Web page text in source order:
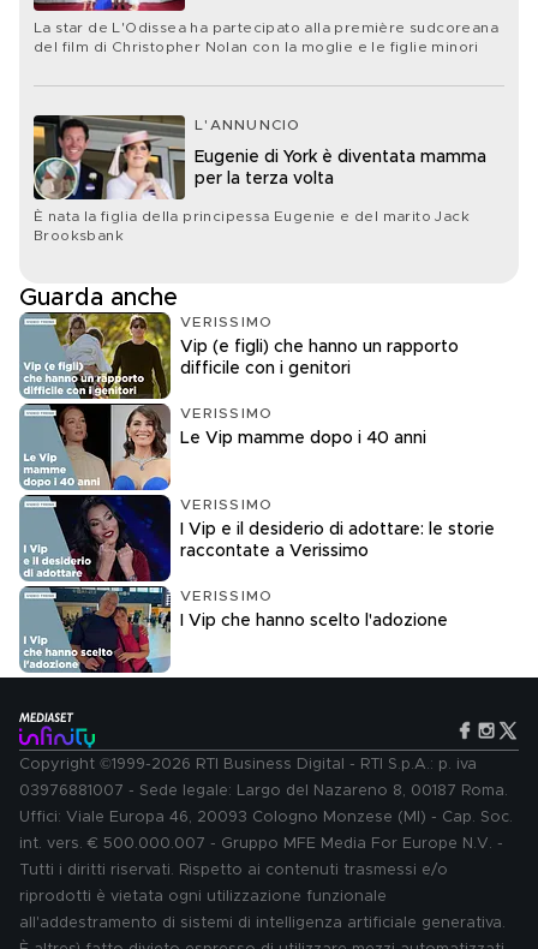
La star de L'Odissea ha partecipato alla première sudcoreana
del film di Christopher Nolan con la moglie e le figlie minori
L'ANNUNCIO
Eugenie di York è diventata mamma
per la terza volta
È nata la figlia della principessa Eugenie e del marito Jack
Brooksbank
Guarda anche
VERISSIMO
Vip (e figli) che hanno un rapporto
difficile con i genitori
VERISSIMO
Le Vip mamme dopo i 40 anni
VERISSIMO
I Vip e il desiderio di adottare: le storie
raccontate a Verissimo
VERISSIMO
I Vip che hanno scelto l'adozione
Copyright ©1999-2026 RTI Business Digital - RTI S.p.A.: p. iva
03976881007 - Sede legale: Largo del Nazareno 8, 00187 Roma.
Uffici: Viale Europa 46, 20093 Cologno Monzese (MI) - Cap. Soc.
int. vers. € 500.000.007 - Gruppo MFE Media For Europe N.V. -
Tutti i diritti riservati. Rispetto ai contenuti trasmessi e/o
riprodotti è vietata ogni utilizzazione funzionale
all'addestramento di sistemi di intelligenza artificiale generativa.